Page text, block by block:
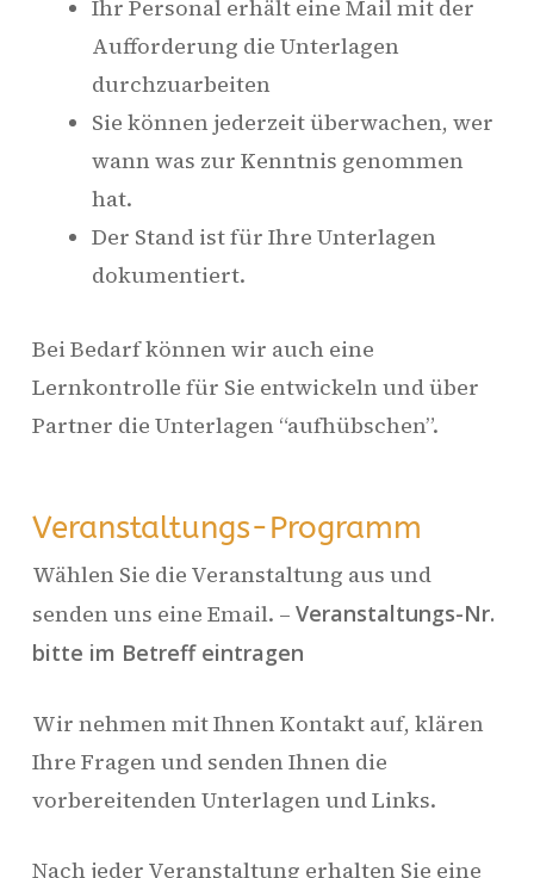
Ihr Personal erhält eine Mail mit der
Aufforderung die Unterlagen
durchzuarbeiten
Sie können jederzeit überwachen, wer
wann was zur Kenntnis genommen
hat.
Der Stand ist für Ihre Unterlagen
dokumentiert.
Bei Bedarf können wir auch eine
Lernkontrolle für Sie entwickeln und über
Partner die Unterlagen “aufhübschen”.
Veranstaltungs-Programm
Wählen Sie die Veranstaltung aus und
senden uns eine Email. – Veranstaltungs-Nr.
bitte im Betreff eintragen
Wir nehmen mit Ihnen Kontakt auf, klären
Ihre Fragen und senden Ihnen die
vorbereitenden Unterlagen und Links.
Nach jeder Veranstaltung erhalten Sie eine